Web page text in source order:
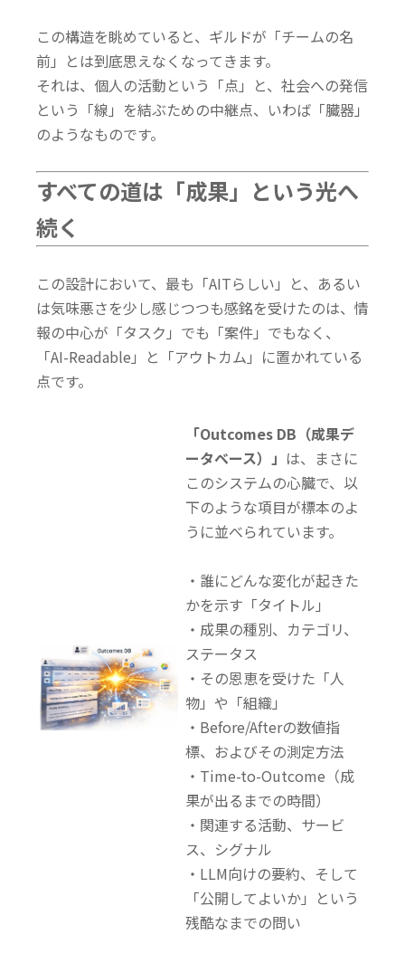
この構造を眺めていると、ギルドが「チームの名
前」とは到底思えなくなってきます。
それは、個人の活動という「点」と、社会への発信
という「線」を結ぶための中継点、いわば「臓器」
のようなものです。
すべての道は「成果」という光へ
続く
この設計において、最も「AITらしい」と、あるい
は気味悪さを少し感じつつも感銘を受けたのは、情
報の中心が「タスク」でも「案件」でもなく、
「AI-Readable」と「アウトカム」に置かれている
点です。
「Outcomes DB（成果デ
ータベース）」 は、まさに
このシステムの心臓で、 以
下のような項目が標本のよ
うに並べられています。
・誰にどんな変化が起きた
かを示す「タイトル」
・成果の種別、カテゴリ、
ステータス
・その恩恵を受けた「人
物」や「組織」
・Before/Afterの数値指
標、およびその測定方法
・Time-to-Outcome （成
果が出るまでの時間）
・関連する活動、サービ
ス、シグナル
・LLM向けの要約、そして
「公開してよいか」という
残酷なまでの問い